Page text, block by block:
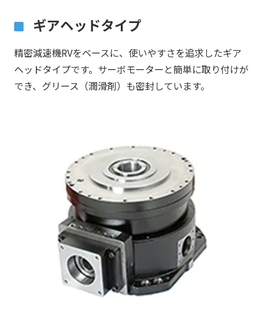
ギアヘッドタイプ
精密減速機RVをベースに、使いやすさを追求したギア
ヘッドタイプです。サーボモーターと簡単に取り付けが
でき、グリース（潤滑剤）も密封しています。